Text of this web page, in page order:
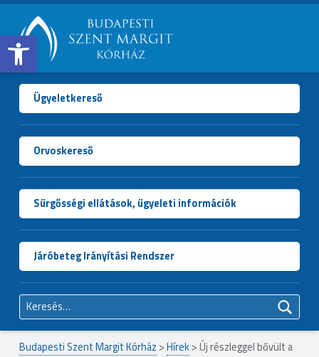
Open toolbar
BUDAPESTI
SZENT
MARGIT
KÓRHÁZ
Ügyeletkereső
Orvoskereső
Sürgősségi ellátások, ügyeleti információk
Járóbeteg Irányítási Rendszer
Keresés:
Budapesti Szent Margit Kórház >Hírek> Új részleggel bővült a